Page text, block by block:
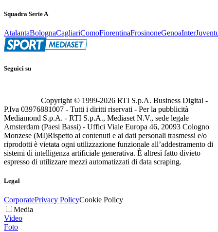
Squadra Serie A
AtalantaBolognaCagliariComoFiorentinaFrosinoneGenoaInter
Seguici su
Copyright © 1999-2026 RTI S.p.A. Business Digital -
P.Iva 03976881007 - Tutti i diritti riservati - Per la pubblicità
Mediamond S.p.A. - RTI S.p.A., Mediaset N.V., sede legale
Amsterdam (Paesi Bassi) - Uffici Viale Europa 46, 20093 Cologno
Monzese (MI)Rispetto ai contenuti e ai dati personali trasmessi e/o
riprodotti è vietata ogni utilizzazione funzionale all’addestramento di
sistemi di intelligenza artificiale generativa. È altresì fatto divieto
espresso di utilizzare mezzi automatizzati di data scraping.
Legal
CorporatePrivacy PolicyCookie Policy
Media
Video
Foto